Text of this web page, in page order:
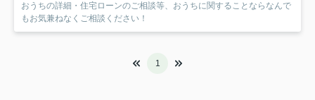
おうちの詳細・住宅ローンのご相談等、おうちに関することならなんで
もお気兼ねなくご相談ください！
1